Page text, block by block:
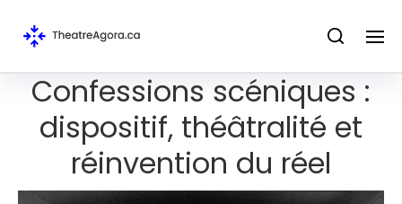
Confessions scéniques :
dispositif, théâtralité et
réinvention du réel